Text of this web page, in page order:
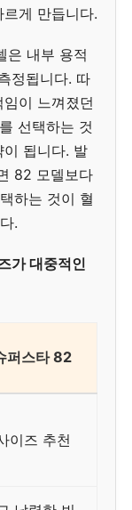
게 만듭니다.
은 내부 용적
정됩니다. 따
이 느껴졌던
선택하는 것
됩니다. 발
82 모델보다
하는 것이 혈
.
가 대중적인
퍼스타 82
이즈 추천